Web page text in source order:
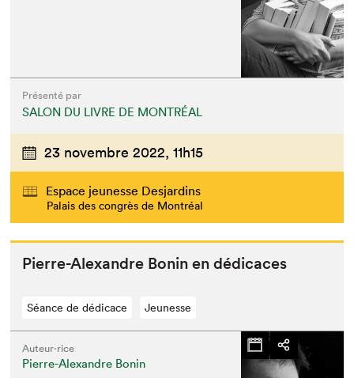
Présenté par
SALON DU LIVRE DE MONTRÉAL
23 novembre 2022, 11h15
Espace jeunesse Desjardins
Palais des congrès de Montréal
Pierre-Alexan­dre Bonin en dédicaces
Séance de dédicace Jeunesse
Auteur·rice
Pierre-Alexandre Bonin